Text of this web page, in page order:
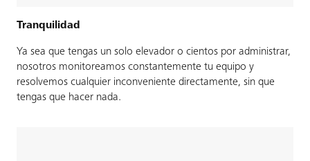
Tranquilidad
Ya sea que tengas un solo elevador o cientos por administrar,
nosotros monitoreamos constantemente tu equipo y
resolvemos cualquier inconveniente directamente, sin que
tengas que hacer nada.